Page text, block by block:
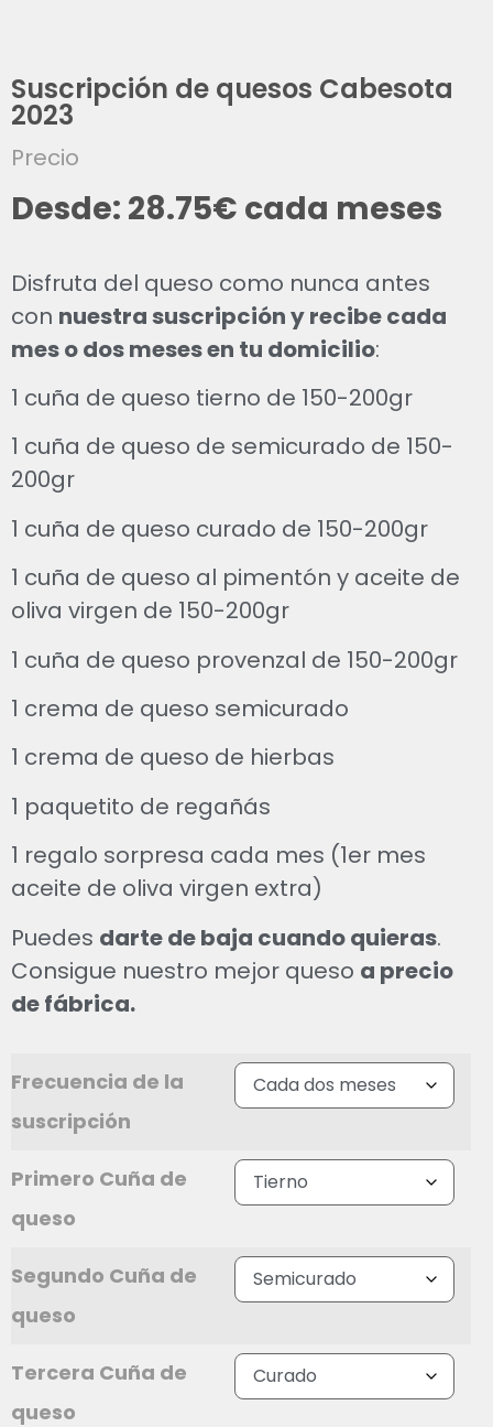
Suscripción de quesos Cabesota
2023
Precio
Desde: 28.75€ cada meses
Disfruta del queso como nunca antes
con nuestra suscripción y recibe cada
mes o dos meses en tu domicilio:
1 cuña de queso tierno de 150-200gr
1 cuña de queso de semicurado de 150-
200gr
1 cuña de queso curado de 150-200gr
1 cuña de queso al pimentón y aceite de
oliva virgen de 150-200gr
1 cuña de queso provenzal de 150-200gr
1 crema de queso semicurado
1 crema de queso de hierbas
1 paquetito de regañás
1 regalo sorpresa cada mes (1er mes
aceite de oliva virgen extra)
Puedes darte de baja cuando quieras.
Consigue nuestro mejor queso a precio
de fábrica.
Frecuencia de la
suscripción
Primero Cuña de
queso
Segundo Cuña de
queso
Tercera Cuña de
queso